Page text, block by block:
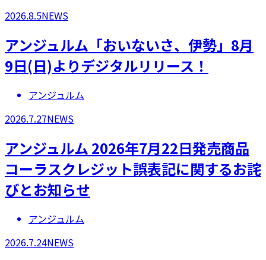
2026.8.5NEWS
アンジュルム「おいないさ、伊勢」8月
9日(日)よりデジタルリリース！
アンジュルム
2026.7.27NEWS
アンジュルム 2026年7月22日発売商品
コーラスクレジット誤表記に関するお詫
びとお知らせ
アンジュルム
2026.7.24NEWS